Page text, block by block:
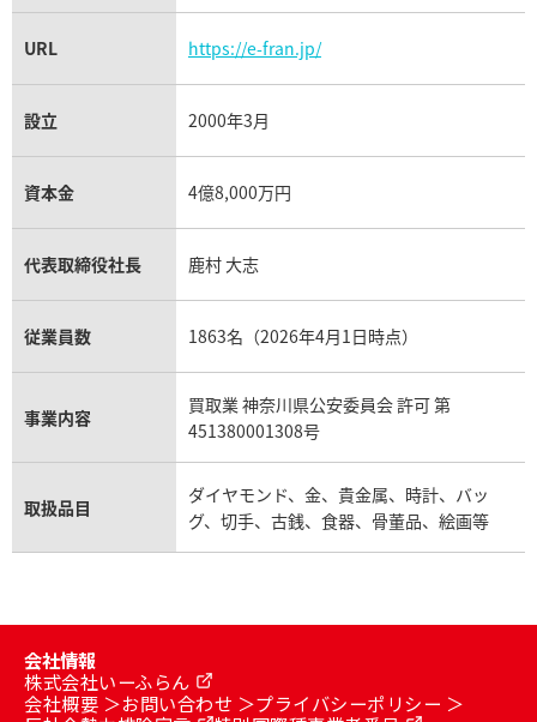
URL https://e-fran.jp/
設立 2000年3月
資本金 4億8,000万円
代表取締役社長 鹿村 大志
従業員数 1863名（2026年4月1日時点）
事業内容
買取業 神奈川県公安委員会 許可 第
451380001308号
取扱品目
ダイヤモンド、金、貴金属、時計、バッ
グ、切手、古銭、食器、骨董品、絵画等
会社情報
株式会社いーふらん
会社概要
お問い合わせ
プライバシーポリシー